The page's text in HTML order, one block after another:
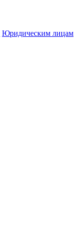
Юридическим лицам